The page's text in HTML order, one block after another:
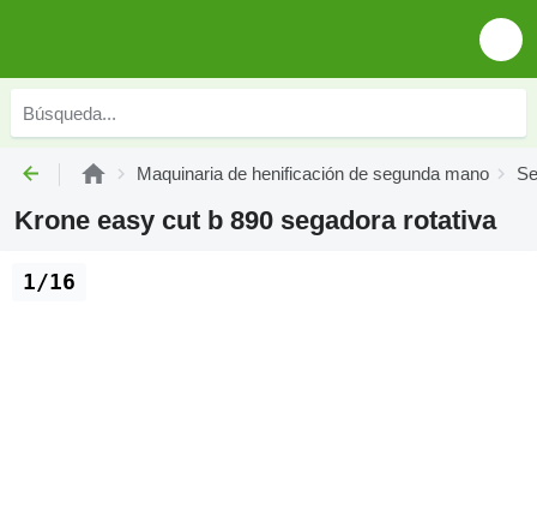
Maquinaria de henificación de segunda mano
Krone easy cut b 890 segadora rotativa
1/16